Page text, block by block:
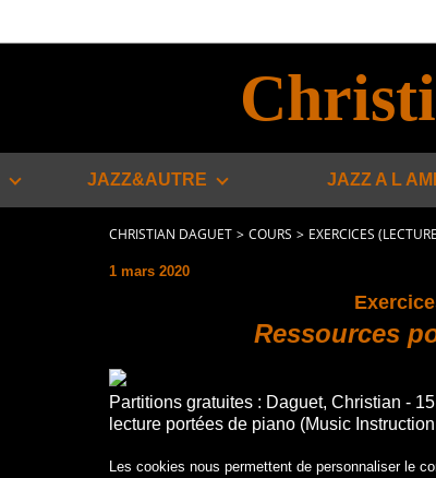
JAZZ&AUTRE JAZZ A L
CHRISTIAN DAGUET > COURS > EXERCICES
1 mars 2020
Ressources
Partitions gratuites : Daguet, Christian -
lecture portées de piano (Music
Les cookies nous permettent de personnaliser le